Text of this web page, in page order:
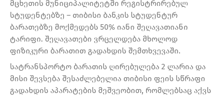
მცხეთის მუნიციპალიტეტში რეგისტრირებულ
სტუდენტებზე – თიბისი ბანკის სტუდენტურ
ბარათებზე მოქმედებს 50% იანი შეღავათიანი
ტარიფი. შეღავათები ვრცელდება მხოლოდ
ფიზიკური ბარათით გადახდის შემთხვევაში.
სატრანსპორტო ბარათის ღირებულება 2 ლარია და
მისი შევსება შესაძლებელია თიბისი ფეის სწრაფი
გადახდის აპარატების მეშვეობით, რომლებსაც აქვს